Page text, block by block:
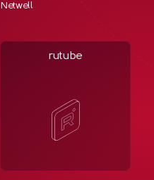
Netwell
rutube